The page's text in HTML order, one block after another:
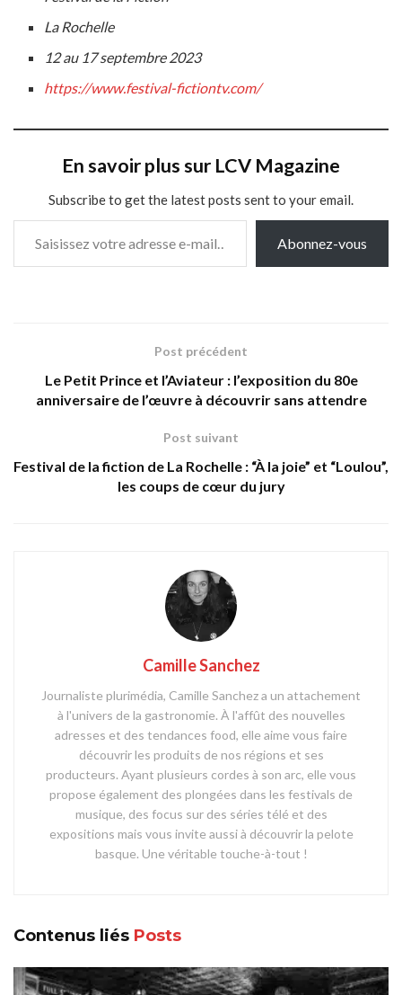
La Rochelle
12 au 17 septembre 2023
https://www.festival-fictiontv.com/
En savoir plus sur LCV Magazine
Subscribe to get the latest posts sent to your email.
Saisissez votre adresse e-mail…
Abonnez-vous
Post précédent
Le Petit Prince et l’Aviateur : l’exposition du 80e
anniversaire de l’œuvre à découvrir sans attendre
Post suivant
Festival de la fiction de La Rochelle : “À la joie” et “Loulou”,
les coups de cœur du jury
Camille Sanchez
Journaliste plurimédia, Camille Sanchez a un attachement
à l'univers de la gastronomie. À l'affût des nouvelles
adresses et des tendances food, elle aime vous faire
découvrir les produits de nos régions et ses
producteurs. Ayant plusieurs cordes à son arc, elle vous
propose également des plongées dans les festivals de
musique, des focus sur des séries télé et des
expositions mais vous invite aussi à découvrir la pelote
basque. Une véritable touche-à-tout !
Contenus liés Posts